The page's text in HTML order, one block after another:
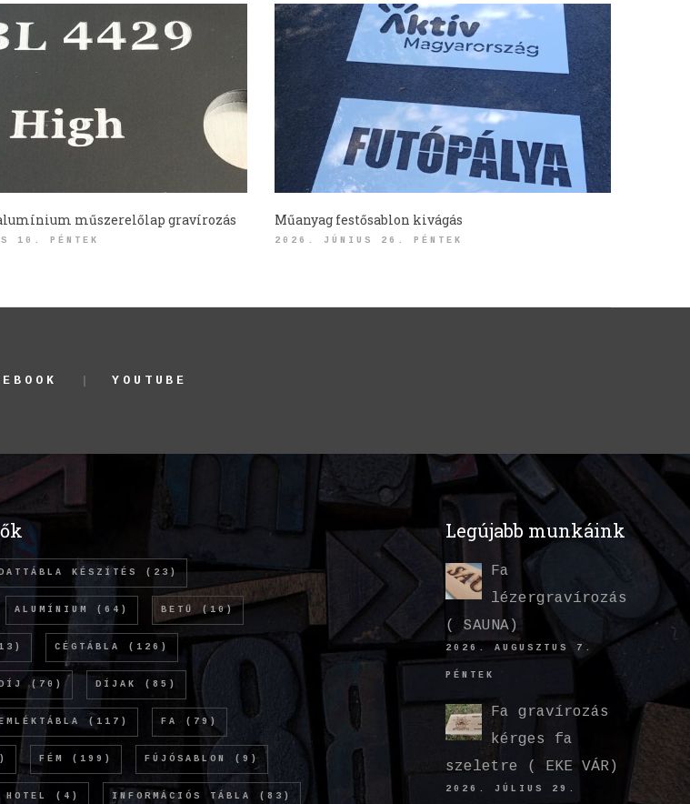
műszerelőlap gravírozás
10. PÉNTEK
Műanyag festősablon kivágás
2026. JÚNIUS 26. PÉNTEK
YOUTUBE
KÉSZÍTÉS (23)
ALUMÍNIUM (64) BETŰ (10)
CÉGTÁBLA (126)
DÍJ (70) DÍJAK (85)
EMLÉKTÁBLA (117) FA (79)
FÉM (199) FÚJÓSABLON (9)
HOTEL (4) INFORMÁCIÓS TÁBLA (83)
Legújabb munkáink
Fa
lézergravírozás
( SAUNA)
2026. AUGUSZTUS 7.
PÉNTEK
Fa gravírozás
kérges fa
szeletre ( EKE VÁR)
2026. JÚLIUS 29.